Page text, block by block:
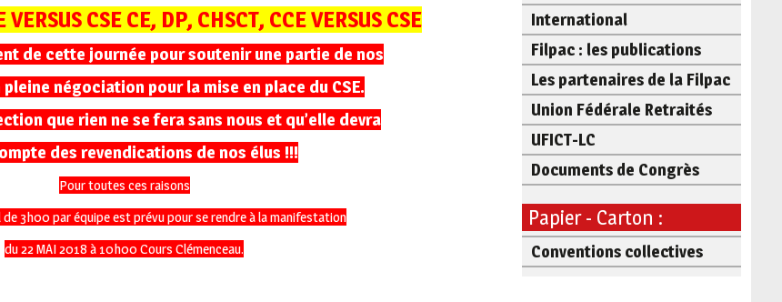
CSE CE, DP, CHSCT, CCE VERSUS CSE
de cette journée pour soutenir une partie de nos
négociation pour la mise en place du CSE.
que rien ne se fera sans nous et qu’elle devra
des revendications de nos élus !!!
Pour toutes ces raisons
3h00 par équipe est prévu pour se rendre à la manifestation
du 22 MAI 2018 à 10h00 Cours Clémenceau.
International
Filpac : les publications
Les partenaires de la Filpac
Union Fédérale Retraités
UFICT-LC
Documents de Congrès
Papier - Carton :
Conventions collectives